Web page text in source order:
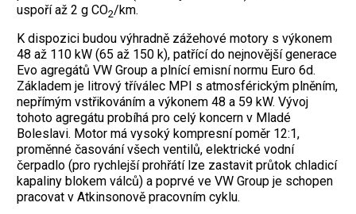
uspoří až 2 g CO2/km.
K dispozici budou výhradně zážehové motory s výkonem
48 až 110 kW (65 až 150 k), patřící do nejnovější generace
Evo agregátů VW Group a plnící emisní normu Euro 6d.
Základem je litrový tříválec MPI s atmosférickým plněním,
nepřímým vstřikováním a výkonem 48 a 59 kW. Vývoj
tohoto agregátu probíhá pro celý koncern v Mladé
Boleslavi. Motor má vysoký kompresní poměr 12:1,
proměnné časování všech ventilů, elektrické vodní
čerpadlo (pro rychlejší prohřátí lze zastavit průtok chladicí
kapaliny blokem válců) a poprvé ve VW Group je schopen
pracovat v Atkinsonově pracovním cyklu.